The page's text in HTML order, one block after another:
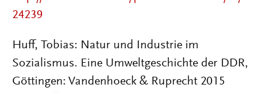
24239
Huff, Tobias: Natur und Industrie im
Sozialismus. Eine Umweltgeschichte der DDR,
Göttingen: Vandenhoeck & Ruprecht 2015